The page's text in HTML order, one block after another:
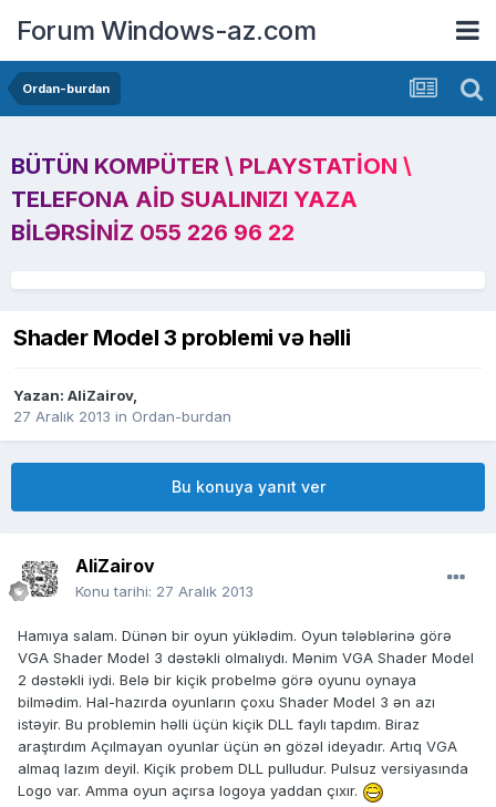
Forum Windows-az.com
Ordan-burdan
BÜTÜN KOMPÜTER \ PLAYSTATION \
TELEFONA AID SUALINIZI YAZA
BILƏRSINIZ 055 226 96 22
Shader Model 3 problemi və həlli
Yazan: AliZairov,
27 Aralık 2013 in Ordan-burdan
Bu konuya yanıt ver
AliZairov
Konu tarihi: 27 Aralık 2013
Hamıya salam. Dünən bir oyun yüklədim. Oyun tələblərinə görə
VGA Shader Model 3 dəstəkli olmalıydı. Mənim VGA Shader Model
2 dəstəkli iydi. Belə bir kiçik probelmə görə oyunu oynaya
bilmədim. Hal-hazırda oyunların çoxu Shader Model 3 ən azı
istəyir. Bu problemin həlli üçün kiçik DLL faylı tapdım. Biraz
araştırdım Açılmayan oyunlar üçün ən gözəl ideyadır. Artıq VGA
almaq lazım deyil. Kiçik probem DLL pulludur. Pulsuz versiyasında
Logo var. Amma oyun açırsa logoya yaddan çıxır.